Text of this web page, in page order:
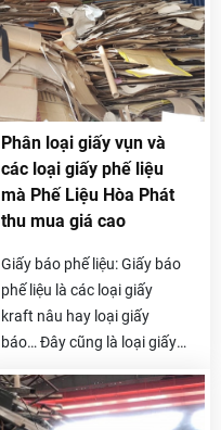
nguyên vật liệu khác như
màng OPP, giấy kraft, giấy
couche,… Và chức năng
chính của nó là bảo vệ sản
tin cho người dùng.
Phân loại giấy vụn và
các loại giấy phế liệu
mà Phế Liệu Hòa Phát
thu mua giá cao
Giấy báo phế liệu: Giấy báo
phế liệu là các loại giấy
kraft nâu hay loại giấy
báo… Đây cũng là loại giấy
tương đối cao sau giá giấy
hồ sơ. Mức giá rơi vào